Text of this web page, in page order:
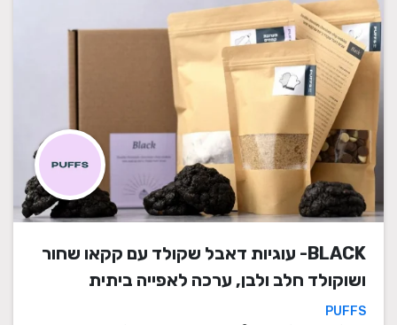
BLACK- עוגיות דאבל שקולד עם קקאו שחור
ושוקולד חלב ולבן, ערכה לאפייה ביתית
PUFFS